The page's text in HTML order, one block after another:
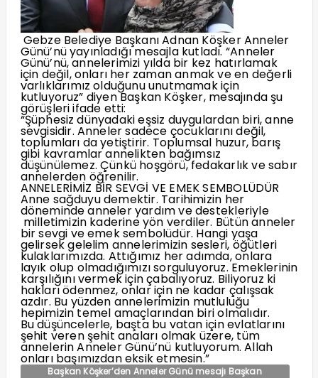
Gebze Belediye Başkanı Adnan Köşker Anneler
Günü’nü yayınladığı mesajla kutladı. “Anneler
Günü’nü, annelerimizi yılda bir kez hatırlamak
için değil, onları her zaman anmak ve en değerli
varlıklarımız olduğunu unutmamak için
kutluyoruz” diyen Başkan Köşker, mesajında şu
görüşleri ifade etti:
“Şüphesiz dünyadaki eşsiz duygulardan biri, anne
sevgisidir. Anneler sadece çocuklarını değil,
toplumları da yetiştirir. Toplumsal huzur, barış
gibi kavramlar annelikten bağımsız
düşünülemez. Çünkü hoşgörü, fedakarlık ve sabır
annelerden öğrenilir.
ANNELERİMİZ BİR SEVGİ VE EMEK SEMBOLÜDÜR
Anne sağduyu demektir. Tarihimizin her
döneminde anneler yardım ve destekleriyle
milletimizin kaderine yön verdiler. Bütün anneler
bir sevgi ve emek sembolüdür. Hangi yaşa
gelirsek gelelim annelerimizin sesleri, öğütleri
kulaklarımızda. Attığımız her adımda, onlara
layık olup olmadığımızı sorguluyoruz. Emeklerinin
karşılığını vermek için çabalıyoruz. Biliyoruz ki
hakları ödenmez, onlar için ne kadar çalışsak
azdır. Bu yüzden annelerimizin mutluluğu
hepimizin temel amaçlarından biri olmalıdır.
Bu düşüncelerle, başta bu vatan için evlatlarını
şehit veren şehit anaları olmak üzere, tüm
annelerin Anneler Günü’nü kutluyorum. Allah
onları başımızdan eksik etmesin.”
Başkan Köşker’den Anneler Günü mesajı Başkan